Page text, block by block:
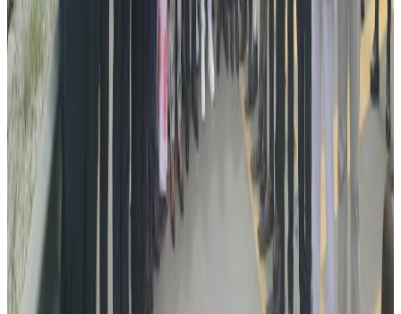
भने – ‘हामी विद्यार्थीको गुनासा बारे गम्भिर छौ र २४ घण्टा भित्रमा प्रेस
रिलिजमार्फत सबै कुरा स्पष्ट पार्नेछौ’ ।
दोषी को ?
नर्सिङको सम्बन्धन लिने परीक्षणकै क्रममा धमाधम विद्यँर्थी भर्ना गर्ने
प्रचलनले यो स्थिती सृजना भएको हो । त्यसमा नेपाली शैक्षिक
परामर्शदाताहरुको कामकारवाही आलोचना योग्य बनेको छ ।
परामर्शदाताहरुको कमिसन मोह र विद्यार्थी तथा अभिभावकलाई
नेपालमा जानकारी नदिइ भइहाल्छ र पाइहाल्छ भन्ने प्रवृत्तिले यस्तो
अवस्था निम्त्याएको बताउछन् विद्यार्थीहरु ।